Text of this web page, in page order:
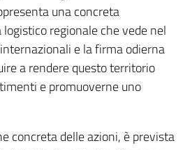
una concreta
regionale che vede nel
e la firma odierna
a rendere questo territorio
e promuoverne uno
concreta delle azioni, è prevista